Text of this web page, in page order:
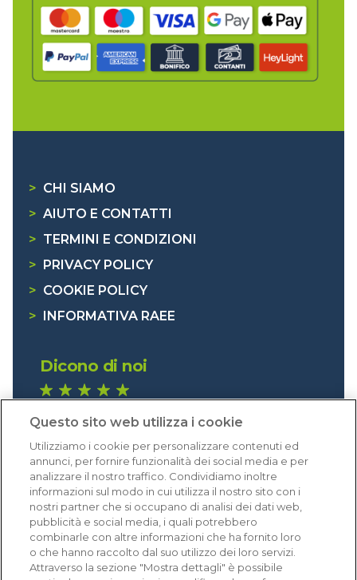
> CHI SIAMO
> AIUTO E CONTATTI
> TERMINI E CONDIZIONI
>
PRIVACY POLICY
> COOKIE POLICY
>
INFORMATIVA RAEE
Dicono di noi
Eccellente (4,8)
Acquisti verificati
Questo sito web utilizza i cookie
Utilizziamo i cookie per personalizzare contenuti ed
annunci, per fornire funzionalità dei social media e per
analizzare il nostro traffico. Condividiamo inoltre
informazioni sul modo in cui utilizza il nostro sito con i
nostri partner che si occupano di analisi dei dati web,
pubblicità e social media, i quali potrebbero
combinarle con altre informazioni che ha fornito loro
o che hanno raccolto dal suo utilizzo dei loro servizi.
Attraverso la sezione "Mostra dettagli" è possibile